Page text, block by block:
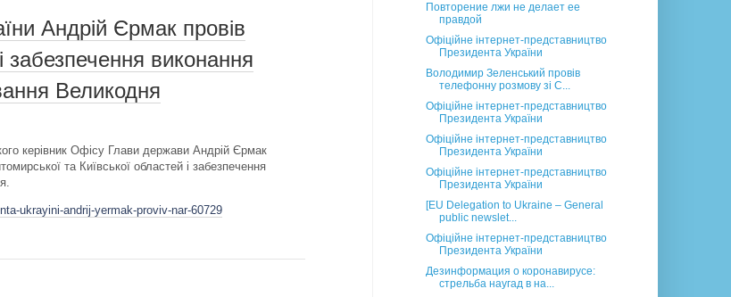
Андрій Єрмак провів
забезпечення виконання
Великодня
керівник Офісу Глави держави Андрій Єрмак
та Київської областей і забезпечення
ukrayini-andrij-yermak-proviv-nar-60729
Повторение лжи не делает ее
правдой
Офіційне інтернет-представництво
Президента України
Володимир Зеленський провів
телефонну розмову зі С...
Офіційне інтернет-представництво
Президента України
Офіційне інтернет-представництво
Президента України
Офіційне інтернет-представництво
Президента України
[EU Delegation to Ukraine – General
public newslet...
Офіційне інтернет-представництво
Президента України
Дезинформация о коронавирусе:
стрельба наугад в на...